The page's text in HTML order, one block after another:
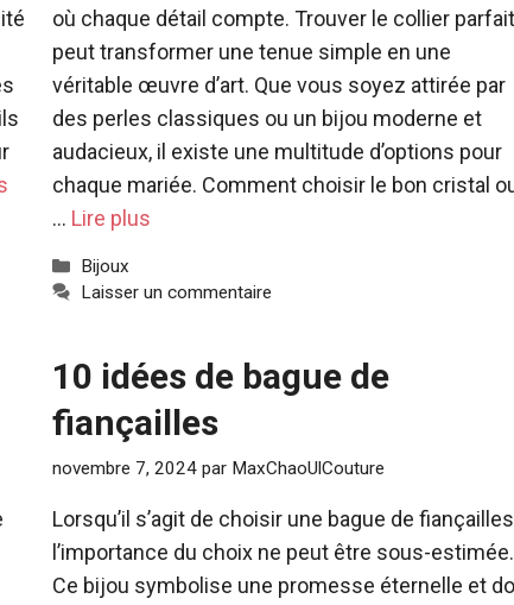
où chaque détail compte. Trouver le collier parfait
peut transformer une tenue simple en une
véritable œuvre d’art. Que vous soyez attirée par
des perles classiques ou un bijou moderne et
audacieux, il existe une multitude d’options pour
chaque mariée. Comment choisir le bon cristal
… Lire plus
Catégories
Bijoux
Laisser un commentaire
10 idées de bague de
fiançailles
novembre 7, 2024 par MaxChaoUlCouture
Lorsqu’il s’agit de choisir une bague de
l’importance du choix ne peut être sous-estimée.
Ce bijou symbolise une promesse éternelle et